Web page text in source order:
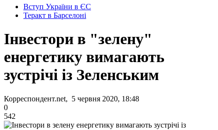
Вступ України в ЄС
Теракт в Барселоні
Інвестори в "зелену"
енергетику вимагають
зустрічі із Зеленським
Корреспондент.net, 5 червня 2020, 18:48
0
542